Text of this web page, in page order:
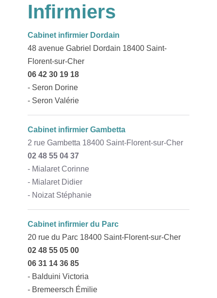
Infirmiers
Cabinet infirmier Dordain
48 avenue Gabriel Dordain 18400 Saint-
Florent-sur-Cher
06 42 30 19 18
- Seron Dorine
- Seron Valérie
Cabinet infirmier Gambetta
2 rue Gambetta 18400 Saint-Florent-sur-Cher
02 48 55 04 37
- Mialaret Corinne
- Mialaret Didier
- Noizat Stéphanie
Cabinet infirmier du Parc
20 rue du Parc 18400 Saint-Florent-sur-Cher
02 48 55 05 00
06 31 14 36 85
- Balduini Victoria
- Bremeersch Émilie